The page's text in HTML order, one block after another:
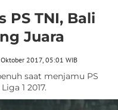
PS TNI, Bali
Juara
2017, 05:01 WIB
saat menjamu PS
1 2017.